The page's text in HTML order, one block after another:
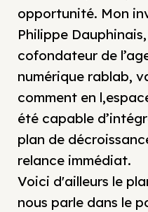
opportunité. Mon
Philippe
cofondateur de
numérique rablab,
comment en
été capable
plan de
relance immédiat.
Voici d'ailleurs le
nous parle dans le